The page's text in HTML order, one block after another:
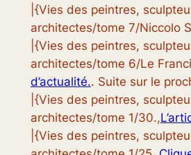
|{Vies des peintres,
architectes/tome 7/Niccolo
|{Vies des peintres,
architectes/tome 6/Le
d’actualité.. Suite sur le
|{Vies des peintres,
architectes/tome 1/30.,
|{Vies des peintres,